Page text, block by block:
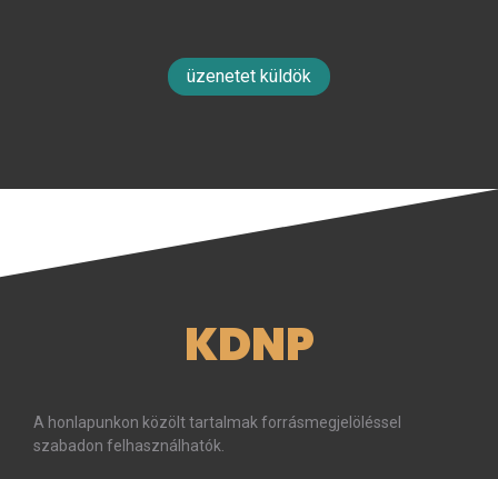
üzenetet küldök
KDNP
A honlapunkon közölt tartalmak forrásmegjelöléssel
szabadon felhasználhatók.